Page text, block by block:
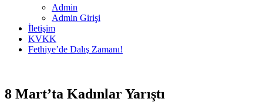
Admin
Admin Girişi
İletişim
KVKK
Fethiye’de Dalış Zamanı!
8 Mart’ta Kadınlar Yarıştı